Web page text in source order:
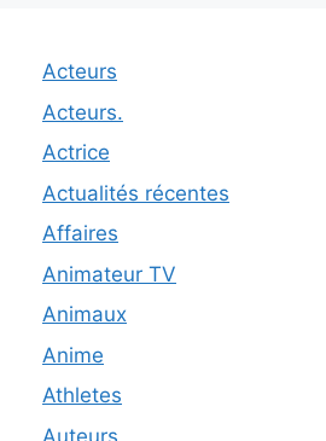
Acteurs
Acteurs.
Actrice
Actualités récentes
Affaires
Animateur TV
Animaux
Anime
Athletes
Auteurs